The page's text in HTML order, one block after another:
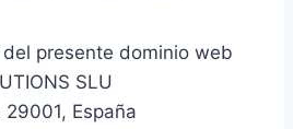
presente dominio web
SLU
España